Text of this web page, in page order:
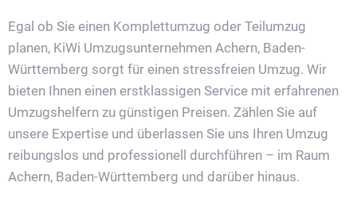
Egal ob Sie einen Komplettumzug oder Teilumzug
planen, KiWi Umzugsunternehmen Achern, Baden-
Württemberg sorgt für einen stressfreien Umzug. Wir
bieten Ihnen einen erstklassigen Service mit erfahrenen
Umzugshelfern zu günstigen Preisen. Zählen Sie auf
unsere Expertise und überlassen Sie uns Ihren Umzug
reibungslos und professionell durchführen – im Raum
Achern, Baden-Württemberg und darüber hinaus.